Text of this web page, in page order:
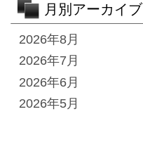
月別アーカイブ
2026年8月
2026年7月
2026年6月
2026年5月